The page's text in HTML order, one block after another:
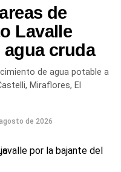
del consumidor
visible. Si bien las
el mayor
búsqueda de nuevos
gastronómicas y
de
los
de
Lavalle
agua cruda
de agua potable a
Miraflores, El
de 2026